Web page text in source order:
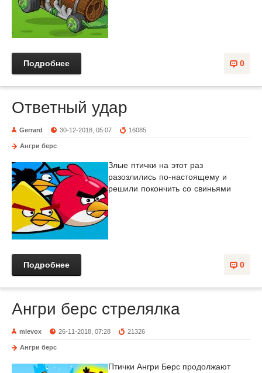
0
Подробнее
Ответный удар
Gerrard 30-12-2018, 05:07 16085
Ангри берс
Злые птички на этот раз
разозлились по-настоящему и
решили покончить со свиньями
0
Подробнее
Ангри берс стрелялка
mlevox 26-11-2018, 07:28 21326
Ангри берс
Птички Ангри Берс продолжают